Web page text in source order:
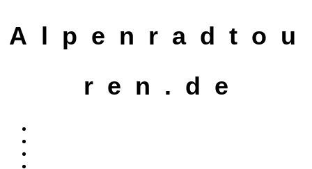
A l p e n r a d t o u
r e n . d e